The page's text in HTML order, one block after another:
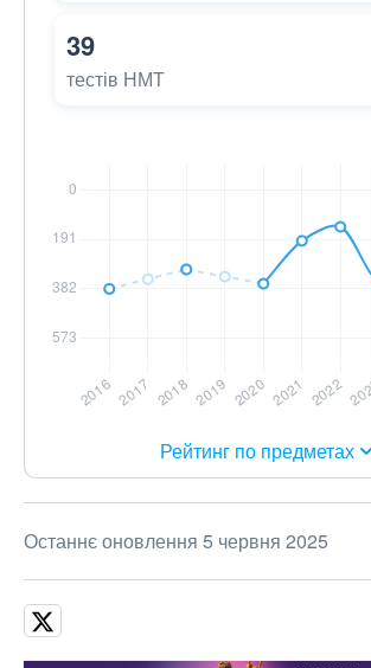
39
тестів НМТ
Рейтинг по предметах
Останнє оновлення 5 червня 2025